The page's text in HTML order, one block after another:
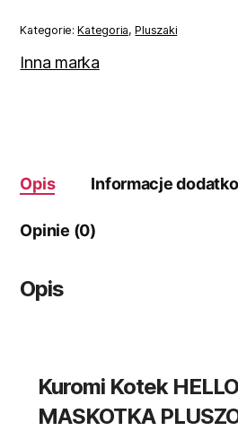
KITTY
MASKOTKA
PLUSZOWA
Kategorie:Kategoria,Pluszaki
Inna marka
Opis Informacje
Opinie (0)
Opis
Kuromi Kotek
MASKOTKA